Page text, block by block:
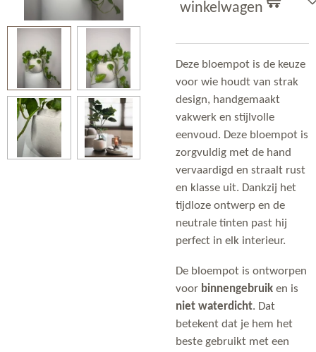
winkelwagen
Deze bloempot is de keuze
voor wie houdt van strak
design, handgemaakt
vakwerk en stijlvolle
eenvoud. Deze bloempot is
zorgvuldig met de hand
vervaardigd en straalt rust
en klasse uit. Dankzij het
tijdloze ontwerp en de
neutrale tinten past hij
perfect in elk interieur.
De bloempot is ontworpen
voor binnengebruik en is
niet waterdicht. Dat
betekent dat je hem het
beste gebruikt met een